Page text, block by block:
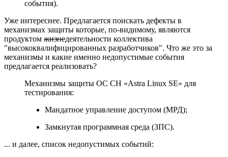
события).
Уже интереснее. Предлагается поискать дефекты в
механизмах защиты которые, по-видимому, являются
продуктом жизнедеятельности коллектива
"высококвалифицированных разработчиков". Что же это за
механизмы и какие именно недопустимые события
предлагается реализовать?
Механизмы защиты ОС СН «Astra Linux SE» для
тестирования:
Мандатное управление доступом (МРД);
Замкнутая программная среда (ЗПС).
... и далее, список недопустимых событий: